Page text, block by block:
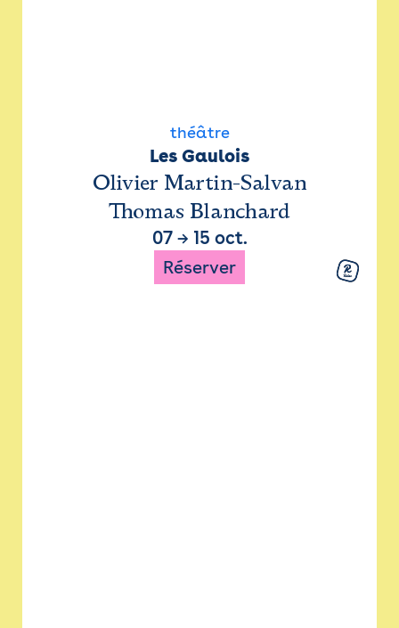
théâtre
Les Gaulois
Olivier Martin-Salvan
Thomas Blanchard
07→ 15 oct.
Réserver